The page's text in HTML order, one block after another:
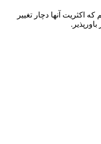
اکثریت آنها دچار تغییر